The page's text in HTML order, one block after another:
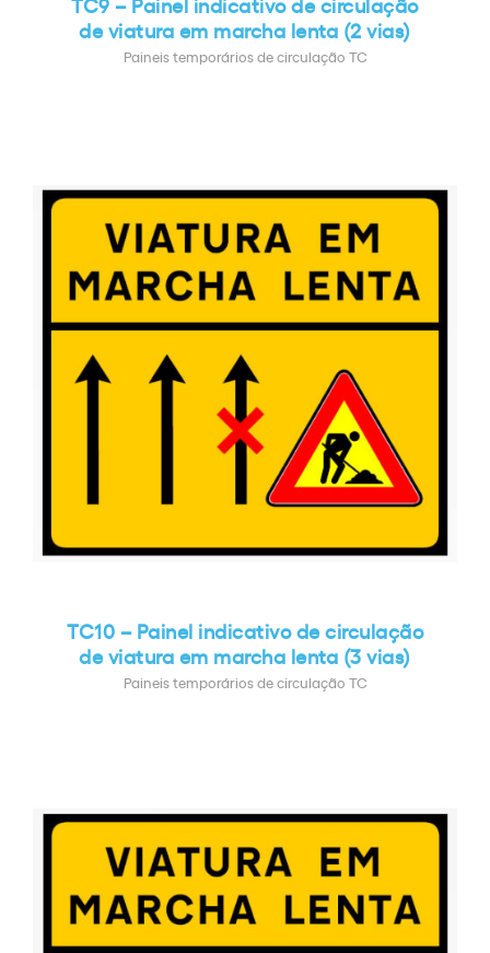
de viatura em marcha lenta (2 vias)
Paineis temporários de circulação TC
TC10 – Painel indicativo de circulação
de viatura em marcha lenta (3 vias)
Paineis temporários de circulação TC